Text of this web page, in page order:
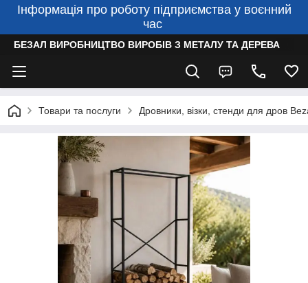
Інформація про роботу підприємства у воєнний
час
БЕЗАЛ ВИРОБНИЦТВО ВИРОБІВ З МЕТАЛУ ТА ДЕРЕВА
Товари та послуги Дровники, візки, стенди для дров